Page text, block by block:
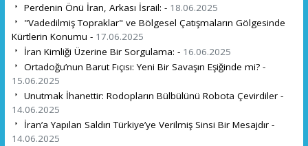
Perdenin Önü İran, Arkası İsrail: - 18.06.2025
"Vadedilmiş Topraklar" ve Bölgesel Çatışmaların Gölgesinde
Kürtlerin Konumu - 17.06.2025
İran Kimliği Üzerine Bir Sorgulama: - 16.06.2025
Ortadoğu’nun Barut Fıçısı: Yeni Bir Savaşın Eşiğinde mi? -
15.06.2025
Unutmak İhanettir: Rodopların Bülbülünü Robota Çevirdiler -
14.06.2025
İran’a Yapılan Saldırı Türkiye’ye Verilmiş Sinsi Bir Mesajdır -
14.06.2025